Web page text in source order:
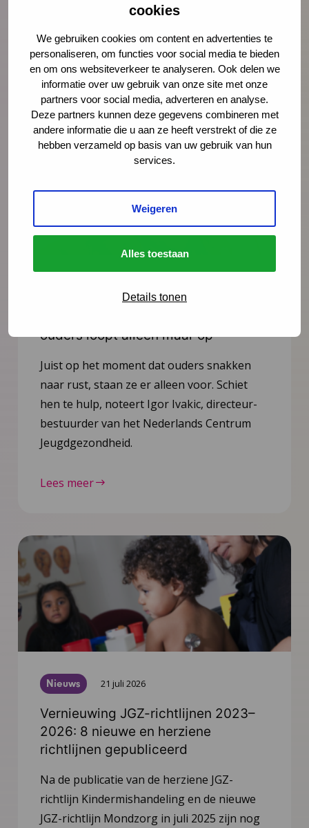
cookies
We gebruiken cookies om content en advertenties te
personaliseren, om functies voor social media te bieden
en om ons websiteverkeer te analyseren. Ook delen we
informatie over uw gebruik van onze site met onze
partners voor social media, adverteren en analyse.
Deze partners kunnen deze gegevens combineren met
andere informatie die u aan ze heeft verstrekt of die ze
hebben verzameld op basis van uw gebruik van hun
services.
Weigeren
Alles toestaan
Details tonen
ouders loopt alleen maar op
Juist op het moment dat ouders snakken
naar rust, staan ze er alleen voor. Schiet
hen te hulp, noteert Igor Ivakic, directeur-
bestuurder van het Nederlands Centrum
Jeugdgezondheid.
Lees meer
Nieuws 21 juli 2026
Vernieuwing JGZ-richtlijnen 2023–
2026: 8 nieuwe en herziene
richtlijnen gepubliceerd
Na de publicatie van de herziene JGZ-
richtlijn Kindermishandeling en de nieuwe
JGZ-richtlijn Mondzorg in juli 2025 zijn nog